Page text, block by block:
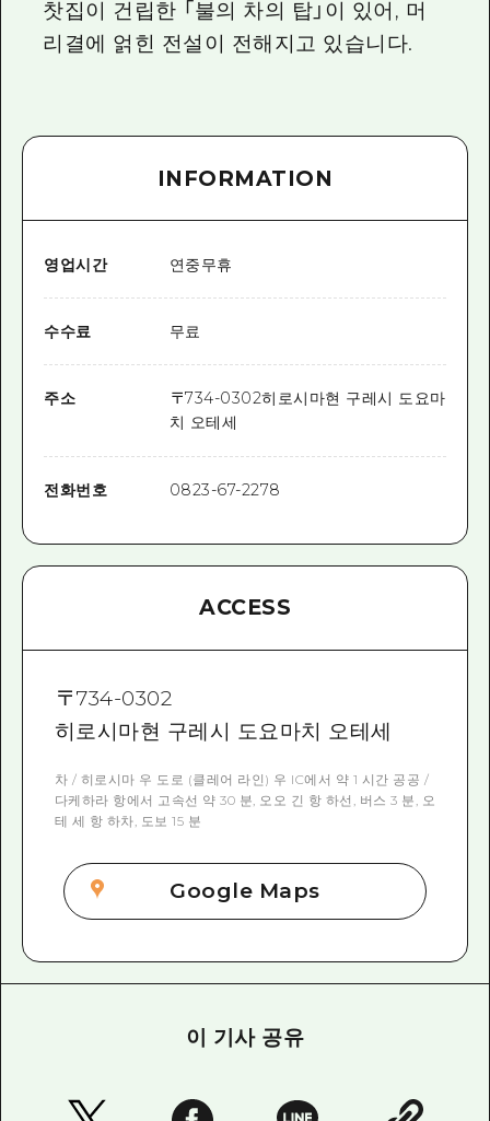
찻집이 건립한 「불의 차의 탑」이 있어, 머
리결에 얽힌 전설이 전해지고 있습니다.
INFORMATION
영업시간 연중무휴
수수료 무료
주소 〒734-0302히로시마현 구레시 도요마
치 오테세
전화번호 0823-67-2278
ACCESS
〒734-0302
히로시마현 구레시 도요마치 오테세
차 / 히로시마 우 도로 (클레어 라인) 우 IC에서 약 1 시간 공공 /
다케하라 항에서 고속선 약 30 분, 오오 긴 항 하선, 버스 3 분, 오
테 세 항 하차, 도보 15 분
Google Maps
이 기사 공유